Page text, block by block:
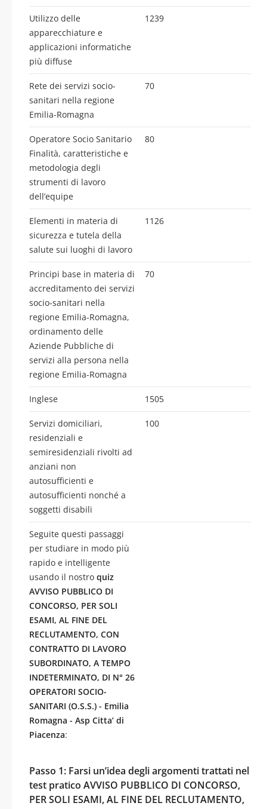
Utilizzo delle
apparecchiature e
applicazioni informatiche
più diffuse
1239
Rete dei servizi socio-
sanitari nella regione
Emilia-Romagna
70
Operatore Socio Sanitario
Finalità, caratteristiche e
metodologia degli
strumenti di lavoro
dell’equipe
80
Elementi in materia di
sicurezza e tutela della
salute sui luoghi di lavoro
1126
Principi base in materia di
accreditamento dei servizi
socio-sanitari nella
regione Emilia-Romagna,
ordinamento delle
Aziende Pubbliche di
servizi alla persona nella
regione Emilia-Romagna
70
Inglese 1505
Servizi domiciliari,
residenziali e
semiresidenziali rivolti ad
anziani non
autosufficienti e
autosufficienti nonché a
soggetti disabili
100
Seguite questi passaggi
per studiare in modo più
rapido e intelligente
usando il nostro quiz
AVVISO PUBBLICO DI
CONCORSO, PER SOLI
ESAMI, AL FINE DEL
RECLUTAMENTO, CON
CONTRATTO DI LAVORO
SUBORDINATO, A TEMPO
INDETERMINATO, DI N° 26
OPERATORI SOCIO-
SANITARI (O.S.S.) - Emilia
Romagna - Asp Citta’ di
Piacenza:
Passo 1: Farsi un’idea degli argomenti trattati nel
test pratico AVVISO PUBBLICO DI CONCORSO,
PER SOLI ESAMI, AL FINE DEL RECLUTAMENTO,